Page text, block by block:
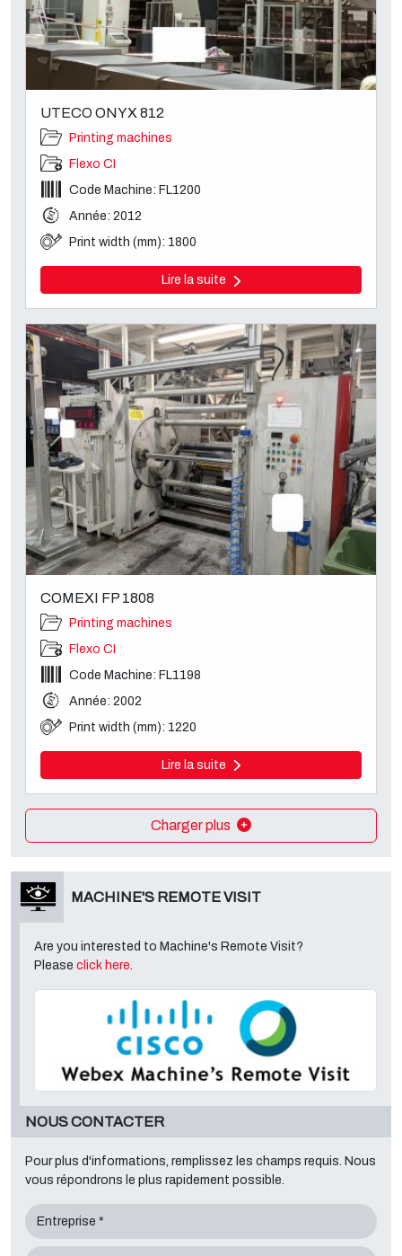
UTECO ONYX 812
Printing machines
Flexo CI
Code Machine: FL1200
Année: 2012
Print width (mm): 1800
Lire la suite
COMEXI FP 1808
Printing machines
Flexo CI
Code Machine: FL1198
Année: 2002
Print width (mm): 1220
Lire la suite
Charger plus
MACHINE'S REMOTE VISIT
Are you interested to Machine's Remote Visit?
Please click here
NOUS CONTACTER
Pour plus d'informations, remplissez les champs requis. Nous
vous répondrons le plus rapidement possible.
Entreprise *